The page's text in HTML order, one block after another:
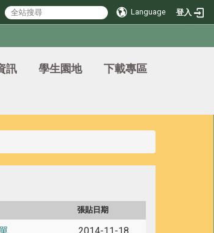
Language 登入
訊 學生園地
下載專區
張貼日期